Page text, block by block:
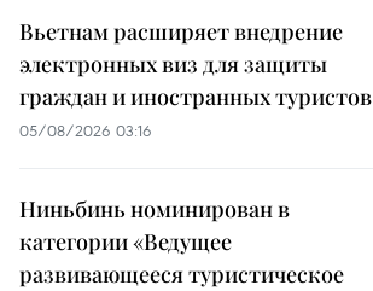
Вьетнам расширяет внедрение
электронных виз для защиты
граждан и иностранных туристов
05/08/2026 03:16
Ниньбинь номинирован в
категории «Ведущее
развивающееся туристическое